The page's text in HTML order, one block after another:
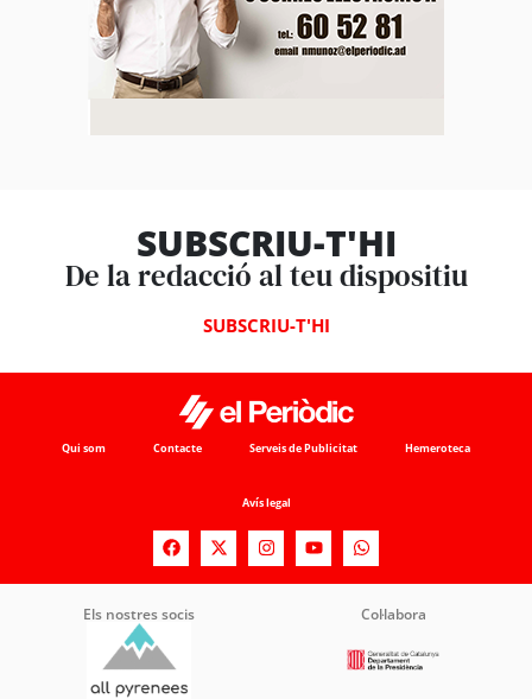
SUBSCRIU-T'HI
De la redacció al teu dispositiu
SUBSCRIU-T'HI
Qui som Contacte Serveis de Publicitat Hemeroteca
Avís legal
Els nostres socis Col·labora